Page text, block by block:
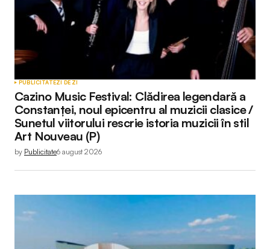
PUBLICITATEZI DE ZI
Cazino Music Festival: Clădirea legendară a
Constanței, noul epicentru al muzicii clasice /
Sunetul viitorului rescrie istoria muzicii în stil
Art Nouveau (P)
by Publicitate6 august 2026